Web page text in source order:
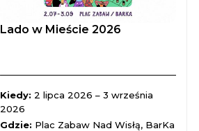
Lado w Mieście 2026
Kiedy: 2 lipca 2026 – 3 września
2026
Gdzie: Plac Zabaw Nad Wisłą, BarKa